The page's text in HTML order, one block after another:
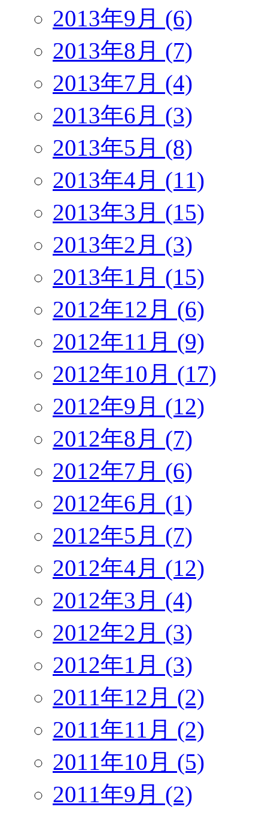
2013年9月 (6)
2013年8月 (7)
2013年7月 (4)
2013年6月 (3)
2013年5月 (8)
2013年4月 (11)
2013年3月 (15)
2013年2月 (3)
2013年1月 (15)
2012年12月 (6)
2012年11月 (9)
2012年10月 (17)
2012年9月 (12)
2012年8月 (7)
2012年7月 (6)
2012年6月 (1)
2012年5月 (7)
2012年4月 (12)
2012年3月 (4)
2012年2月 (3)
2012年1月 (3)
2011年12月 (2)
2011年11月 (2)
2011年10月 (5)
2011年9月 (2)